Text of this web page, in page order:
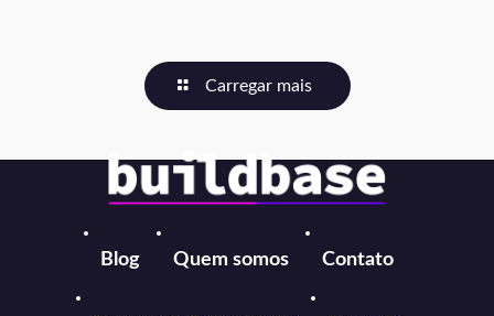
Carregar mais
Blog Quem somos Contato